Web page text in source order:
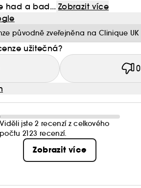
had a bad... Zobrazit více
původně zveřejněna na Clinique UK
užitečná?
0
Viděli jste 2 recenzí z celkového
počtu 2123 recenzí.
Zobrazit více